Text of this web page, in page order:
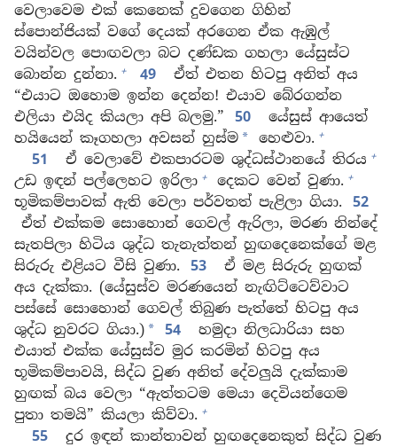
වෙලාවෙම එක් කෙනෙක් දුවගෙන ගිහින්
ස්පොන්ජියක් වගේ දෙයක් අරගෙන ඒක ඇඹුල්
වයින්වල පොඟවලා බට දණ්ඩක ගහලා යේසුස්ට
බොන්න දුන්නා. + 49
ඒත් එතන හිටපු අනිත් අය
“එයාට ඔහොම ඉන්න දෙන්න! එයාව බේරගන්න
එලියා එයිද කියලා අපි බලමු.”
50
යේසුස් ආයෙත්
හයියෙන් කෑගහලා අවසන් හුස්ම * හෙළුවා. +
51 ඒ වෙලාවේ එකපාරටම ශුද්ධස්ථානයේ තිරය +
උඩ ඉඳන් පල්ලෙහට ඉරිලා + දෙකට වෙන් වුණා. +
භූමිකම්පාවක් ඇති වෙලා පර්වතත් පැළිලා ගියා.
52
ඒත් එක්කම සොහොන් ගෙවල් ඇරිලා, මරණ නින්දේ
සැතපිලා හිටිය ශුද්ධ තැනැත්තන් හුඟදෙනෙක්ගේ මළ
සිරුරු එළියට වීසි වුණා.
53
ඒ මළ සිරුරු හුඟක්
අය දැක්කා. (යේසුස්ව මරණයෙන් නැඟිට්ටෙව්වාට
පස්සේ සොහොන් ගෙවල් තිබුණ පැත්තේ හිටපු අය
ශුද්ධ නුවරට ගියා.) * 54
හමුදා නිලධාරියා සහ
එයාත් එක්ක යේසුස්ව මුර කරමින් හිටපු අය
භූමිකම්පාවයි, සිද්ධ වුණ අනිත් දේවලුයි දැක්කාම
හුඟක් බය වෙලා “ඇත්තටම මෙයා දෙවියන්ගෙම
පුතා තමයි” කියලා කිව්වා. +
55
දුර ඉඳන් කාන්තාවන් හුඟදෙනෙකුත් සිද්ධ වුණ